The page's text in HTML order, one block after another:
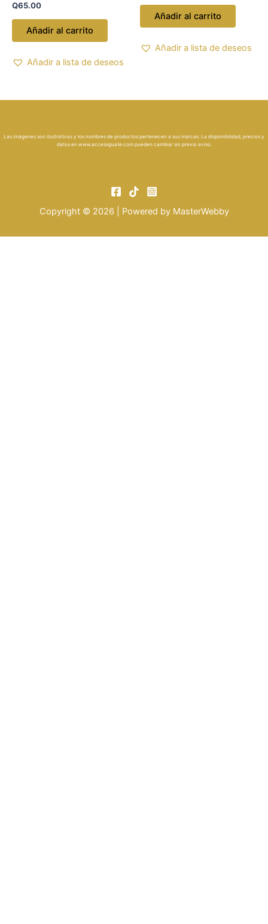
Q65.00
Añadir al carrito
Añadir a lista de deseos
Añadir al carrito
Añadir a lista de deseos
Las imágenes son ilustrativas y los nombres de productos pertenecen a sus marcas. La disponibilidad, precios y
datos en www.accessguate.compueden cambiar sin previo aviso.
Copyright © 2026 | Powered by MasterWebby